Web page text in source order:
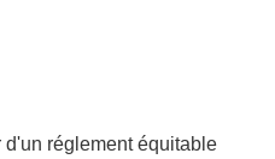
réglement équitable